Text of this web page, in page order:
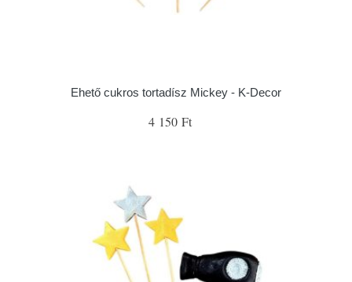
Ehető cukros tortadísz Mickey - K-Decor
4 150 Ft